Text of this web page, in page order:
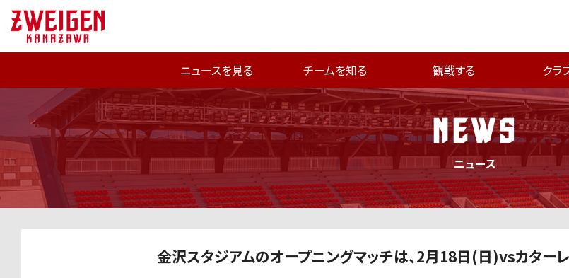
ニュースを見る チームを知る 観戦する クラ
NEWS
ニュース
金沢スタジアムのオープニングマッチは、2月18日(日)vsカター